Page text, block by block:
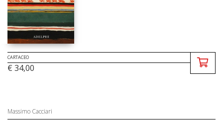
CARTACEO
€ 34,00
Massimo Cacciari